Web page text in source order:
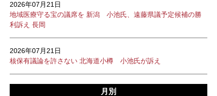
2026年07月21日
地域医療守る宝の議席を 新潟 小池氏、遠藤県議予定候補の勝
利訴え 長岡
2026年07月21日
核保有議論を許さない 北海道小樽 小池氏が訴え
月別